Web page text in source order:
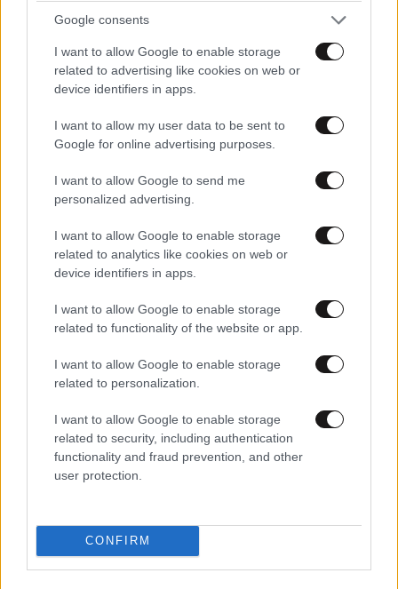
Google consents
I want to allow Google to enable storage
related to advertising like cookies on web or
device identifiers in apps.
I want to allow my user data to be sent to
Google for online advertising purposes.
I want to allow Google to send me
personalized advertising.
I want to allow Google to enable storage
related to analytics like cookies on web or
device identifiers in apps.
I want to allow Google to enable storage
related to functionality of the website or app.
I want to allow Google to enable storage
related to personalization.
I want to allow Google to enable storage
related to security, including authentication
functionality and fraud prevention, and other
user protection.
CONFIRM
ΚΑΤΣΙΚΟ 21·09·2015 08:29
ΑΜΑ ΤΟ ΕΙΠΕ Ο ΛΑΖΟΠΟΥΛΟΣ ΕΝΤΑΞΕΙ?ΔΕΝ ΕΙΝΑΙ
ΚΑΝΕΝΑΣ ΤΥΧΑΙΟΣ?ΕΙΝΑΙ ΟΜΕΓΑΛΥΤΕΡΟΣ
ανθελληνας
21·09·2015
02:31
Αντε βρε ψώνιο. Που άλλου θα το έπαιζες
καλλιτέχνης ?
Απαντήστε
ΕΛΛΑΔΑ05·08·2026 21:24
«Κάηκε το σπίτι μας στην Ελλάδα λίγο πριν
μετακομίσουμε»: Απαρηγόρητη η οικογένεια
από τη Βρετανία που είδε το όνειρο ζωής να